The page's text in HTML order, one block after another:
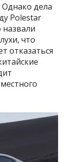
Однако дела
Polestar
что
отказаться